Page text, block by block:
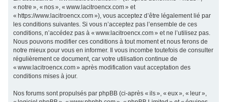
« notre », « nos », « www.lacitroencx.com » et
« https://www.lacitroencx.com »), vous acceptez d’être légalement lié par
les conditions suivantes. Si vous n’acceptez pas l’ensemble de ces
conditions, n’accédez pas à « www.lacitroencx.com » et ne l’utilisez pas.
Nous pouvons modifier ces conditions à tout moment et nous ferons de
notre mieux pour vous en informer. Il vous incombe toutefois de consulter
régulièrement ce document, car votre utilisation continue de
« www.lacitroencx.com » après modification vaut acceptation des
conditions mises à jour.
Nos forums sont propulsés par phpBB (ci-après « ils », « eux », « leur »,